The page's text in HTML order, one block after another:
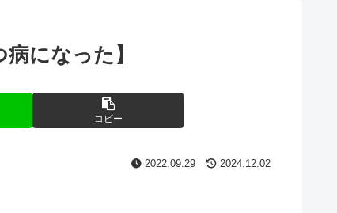
になった】
コピー
2022.09.29 2024.12.02